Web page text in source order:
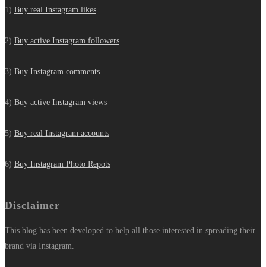
1) Buy real Instagram likes
2) Buy active Instagram followers
3) Buy Instagram comments
4) Buy active Instagram views
5) Buy real Instagram accounts
6) Buy Instagram Photo Repots
Disclaimer
This blog has been developed to help all those interested in spreading their
brand via Instagram.